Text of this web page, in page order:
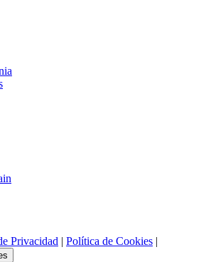
Privacidad | Política de Cookies |